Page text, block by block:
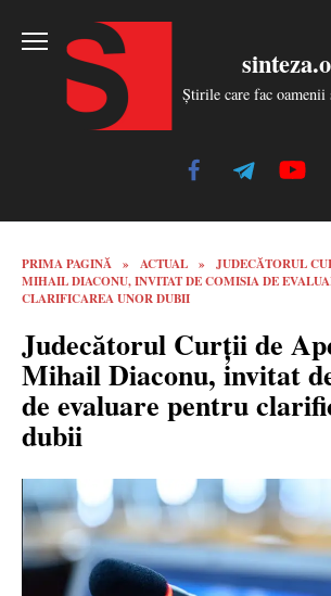
Știrile care fac oamenii
PRIMA PAGINĂ » ACTUAL »
JUDECĂTORUL
MIHAIL DIACONU, INVITAT DE COMISIA DE
CLARIFICAREA UNOR DUBII
Judecătorul Curții de
Mihail Diaconu, invitat
de evaluare pentru
dubii